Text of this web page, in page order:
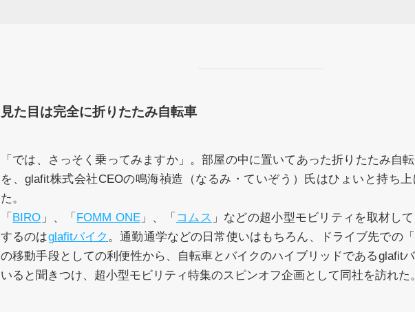
見た目は完全に折りたたみ自転車
「では、さっそく乗ってみますか」。部屋の中に置いてあった折りたたみ自
を、glafit株式会社CEOの鳴海禎造（なるみ・ていぞう）氏はひょいと持ち
た。
「 BIRO 」、「 FOMM ONE」、「 コムス 」などの超小型モビリティを取材し
するのはglafitバイク 。通勤通学などの日常使いはもちろん、ドライブ先での
の移動手段としての利便性から、自転車とバイクのハイブリッドであるglafit
いると聞きつけ、超小型モビリティ特集のスピンオフ企画として同社を訪れた